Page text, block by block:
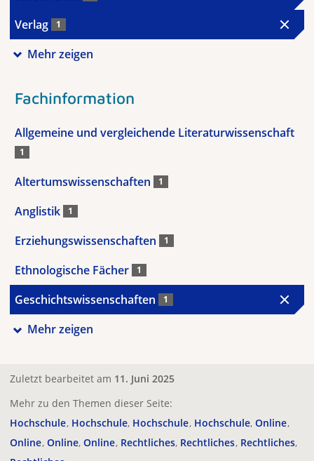
Verlag 1
Mehr zeigen
Fachinformation
Allgemeine und vergleichende Literaturwissenschaft
1
Altertumswissenschaften 1
Anglistik 1
Erziehungswissenschaften 1
Ethnologische Fächer 1
Geschichtswissenschaften 1
Mehr zeigen
Zuletzt bearbeitet am 11. Juni 2025
Mehr zu den Themen dieser Seite:
Hochschule Hochschule Hochschule Hochschule Online
Online Online Online Rechtliches Rechtliches Rechtliches